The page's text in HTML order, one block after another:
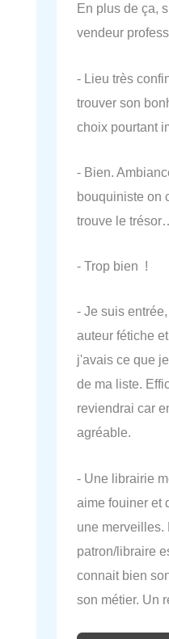
En plus de ça,
vendeur
- Lieu très
trouver son
choix pourtant
- Bien.
bouquiniste on
trouve le
- Trop bien !
- Je suis
auteur fétiche
j'avais ce que
de ma liste.
reviendrai car
agréable.
- Une librairie
aime fouiner et
une merveilles.
patron/libraire
connait bien
son métier. Un